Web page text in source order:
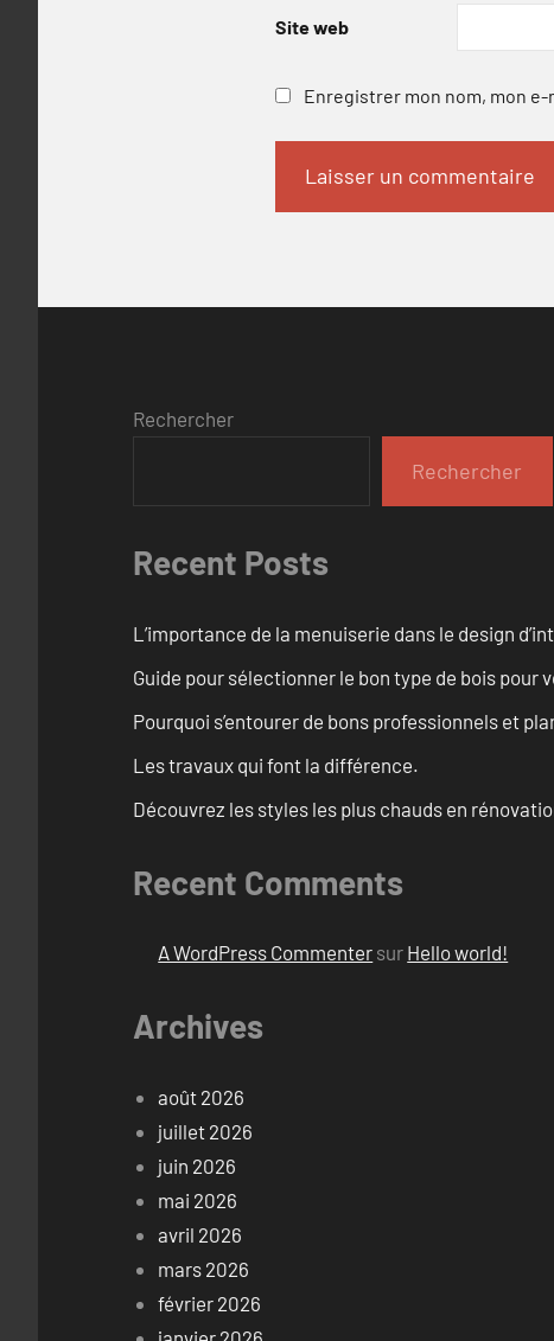
Site web
Enregistrer mon nom, mon
Rechercher
Rechercher
Recent Posts
L’importance de la menuiserie dans le design
Guide pour sélectionner le bon type de bois pour
Pourquoi s’entourer de bons professionnels et
Les travaux qui font la différence.
Découvrez les styles les plus chauds en
Recent Comments
A WordPress Commenter sur Hello world!
Archives
août 2026
juillet 2026
juin 2026
mai 2026
avril 2026
mars 2026
février 2026